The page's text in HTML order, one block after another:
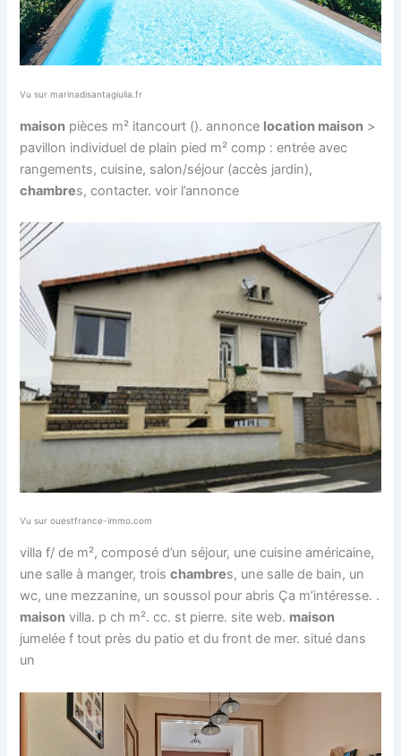
Vu sur marinadisantagiulia.fr
maison pièces m² itancourt (). annonce location maison >
pavillon individuel de plain pied m² comp : entrée avec
rangements, cuisine, salon/séjour (accès jardin),
chambres, contacter. voir l’annonce
Vu sur ouestfrance-immo.com
villa f/ de m², composé d’un séjour, une cuisine américaine,
une salle à manger, troischambres, une salle de bain, un
wc, une mezzanine, un soussol pour abris Ça m’intéresse. .
maison villa. p ch m². cc. st pierre. site web. maison
jumelée f tout près du patio et du front de mer. situé dans
un